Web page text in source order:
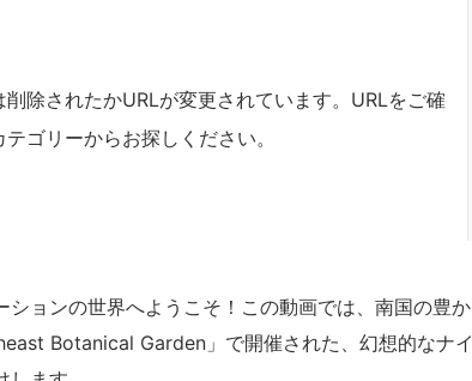
ョンの世界へようこそ！この動画では、南国の豊か
Botanical Garden」で開催された、幻想的なナイ